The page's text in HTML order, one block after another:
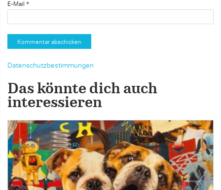
E-Mail *
Datenschutzbestimmungen
Das könnte dich auch
interessieren